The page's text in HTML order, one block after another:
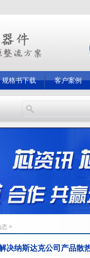
规格书下载 客户案例
态 >
决纳斯达克公司产品散